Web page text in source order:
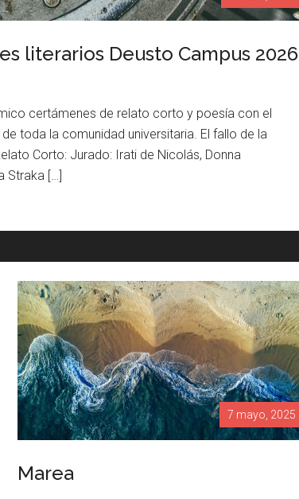
literarios Deusto Campus 2026
certámenes de relato corto y poesía con el
toda la comunidad universitaria. El fallo de la
Corto: Jurado: Irati de Nicolás, Donna
Straka […]
7 mayo, 2025
Marea